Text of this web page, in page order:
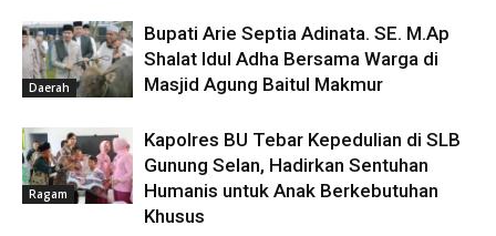
Daerah
Bupati Arie Septia Adinata. SE. M.Ap
Shalat Idul Adha Bersama Warga di
Masjid Agung Baitul Makmur
Ragam
Kapolres BU Tebar Kepedulian di SLB
Gunung Selan, Hadirkan Sentuhan
Humanis untuk Anak Berkebutuhan
Khusus